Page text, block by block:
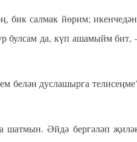
бик салмак йөрим;
булсам да, күп ашамыйм бит,
дуслашырга
Әйдә бергәләп